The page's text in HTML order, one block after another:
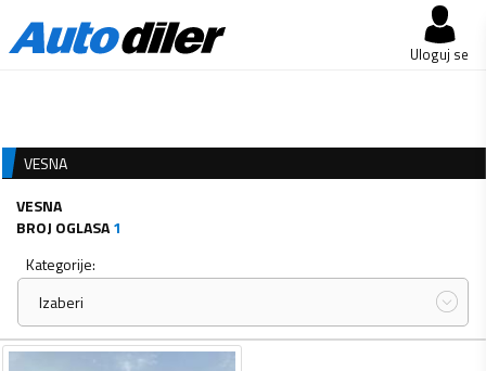
Uloguj se
VESNA
VESNA
BROJ OGLASA1
Kategorije:
Izaberi